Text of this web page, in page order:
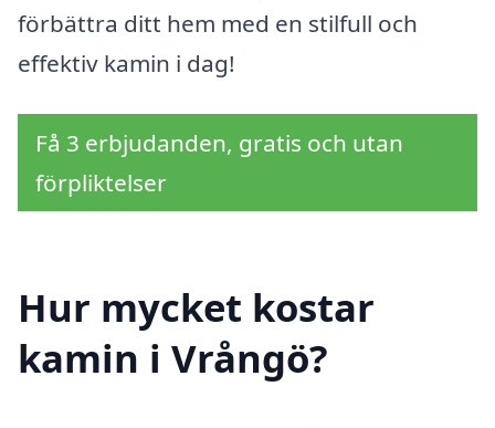
förbättra ditt hem med en stilfull och
effektiv kamin i dag!
Få 3 erbjudanden, gratis och utan
förpliktelser
Hur mycket kostar
kamin i Vrångö?